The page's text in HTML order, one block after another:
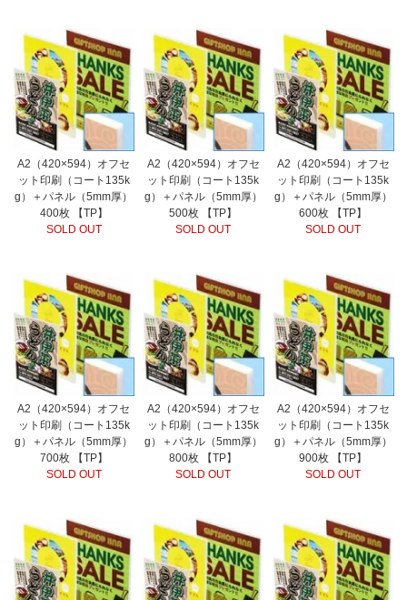
A2（420×594）オフセ
ット印刷（コート135k
g）＋パネル（5mm厚）
400枚 【TP】
SOLD OUT
A2（420×594）オフセ
ット印刷（コート135k
g）＋パネル（5mm厚）
500枚 【TP】
SOLD OUT
A2（420×594）オフセ
ット印刷（コート135k
g）＋パネル（5mm厚）
600枚 【TP】
SOLD OUT
A2（420×594）オフセ
ット印刷（コート135k
g）＋パネル（5mm厚）
700枚 【TP】
SOLD OUT
A2（420×594）オフセ
ット印刷（コート135k
g）＋パネル（5mm厚）
800枚 【TP】
SOLD OUT
A2（420×594）オフセ
ット印刷（コート135k
g）＋パネル（5mm厚）
900枚 【TP】
SOLD OUT